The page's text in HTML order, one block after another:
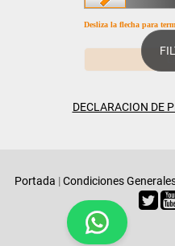
Desliza la flecha para
DECLARACION DE
Portada |Condiciones